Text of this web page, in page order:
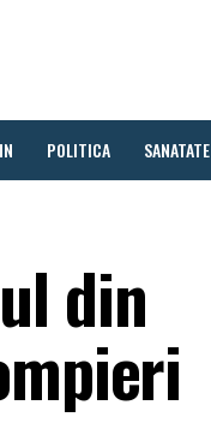
POLITICA SANATATE
din